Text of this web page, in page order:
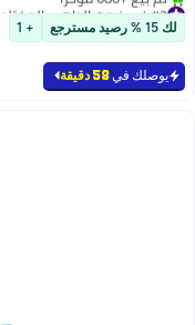
بتخلّص بسرعة
تم بيع +680 مؤخرًا
#2 في زيوت الطهي المختلطة
لك 15 % رصيد مسترجع + 1
يوصلك في58 دقيقة